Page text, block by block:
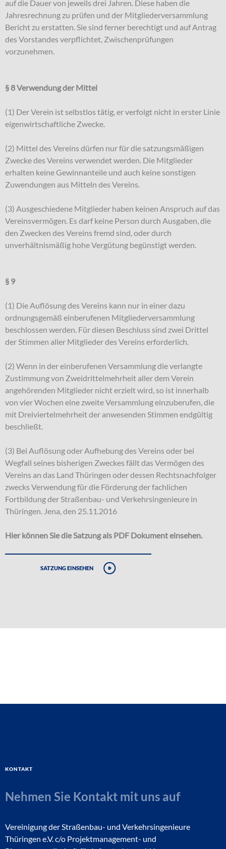
auf die Dauer von jeweils drei Jahren. Diese haben die
Jahresrechnung zu prüfen und der Mitgliederversammlung
Bericht zu erstatten. Sie sind ferner berechtigt und auf Antrag
des Vorstandes verpflichtet, Zwischenprüfungen
vorzunehmen.
§ 8 Verwendung der Mittel
(1) Der Verein ist selbstlos tätig, er verfolgt nicht in erster Linie
eigenwirtschaftliche Zwecke.
(2) Mittel des Vereins dürfen nur für die satzungsmäßigen
Zwecke des Vereins verwendet werden. Die Mitglieder
erhalten keine Gewinnanteile und auch keine sonstigen
Zuwendungen aus Mitteln des Vereins.
(3) Ausgeschiedene Mitglieder haben keinen Anspruch auf das
Vereinsvermögen. Es darf keine Person durch Ausgaben, die
den Zwecken des Vereins fremd sind, oder durch
unverhältnismäßig hohe Vergütung begünstigt werden.
§ 9
(1) Die Auflösung des Vereins kann nur in einer dazu
ordnungsgemäß einberufenen Mitgliederversammlung
beschlossen werden. Für diesen Beschluss sind zwei Drittel
der Stimmen aller Mitglieder des Vereins erforderlich.
(2) Wenn in der einberufenen Versammlung die verlangte
Zustimmung von Zweidrittelmehrheit aller dem Verein
angehörenden Mitglieder nicht erzielt wird, so ist innerhalb
von vier Wochen eine zweite Versammlung einzuberufen, die
mit Dreiviertelmehrheit der anwesenden Stimmen endgültig
beschließt.
(3) Bei Auflösung oder Aufhebung des Vereins oder bei
Wegfall seines bisherigen Zweckes fällt das Vermögen des
Vereins an das Land Thüringen oder dessen Rechtsnachfolger
zwecks Verwendung für die Förderung der fachlichen
Fortbildung der Straßenbau- und Verkehrsingenieure in
Thüringen. Jena, den 25.11.2016
Hier können Sie die Satzung als PDF Dokument einsehen.
Satzung einsehen
Kontakt
Nehmen Sie Kontakt mit uns auf
Vereinigung der Straßenbau- und Verkehrsingenieure
Thüringen e.V. c/o Projektmanagement- und